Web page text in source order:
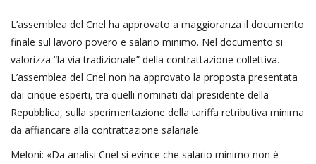
L’assemblea del Cnel ha approvato a maggioranza il documento
finale sul lavoro povero e salario minimo. Nel documento si
valorizza “la via tradizionale” della contrattazione collettiva.
L’assemblea del Cnel non ha approvato la proposta presentata
dai cinque esperti, tra quelli nominati dal presidente della
Repubblica, sulla sperimentazione della tariffa retributiva minima
da affiancare alla contrattazione salariale.
Meloni: «Da analisi Cnel si evince che salario minimo non è